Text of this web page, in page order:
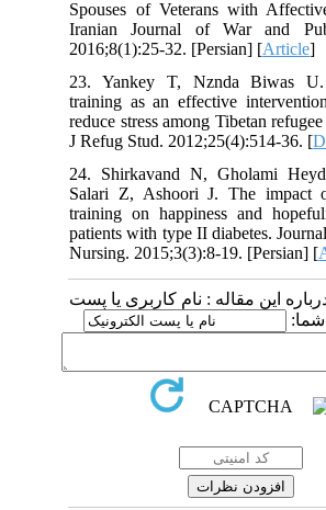
Spouses of Veterans with
Iranian Journal of War and
2016;8(1):25-32. [Persian] [Article
23. Yankey T, Nznda Biwas
training as an effective
reduce stress among Tibetan
J Refug Stud. 2012;25(4):514-36. [
24. Shirkavand N, Gholami
Salari Z, Ashoori J. The
training on happiness and
patients with type II diabetes.
Nursing. 2015;3(3):8-19. [Persian]
این مقاله : نام کاربری یا پست